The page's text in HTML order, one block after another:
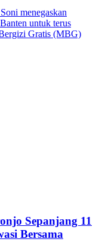
menegaskan
untuk terus
Gratis (MBG)
Sepanjang 11
Bersama